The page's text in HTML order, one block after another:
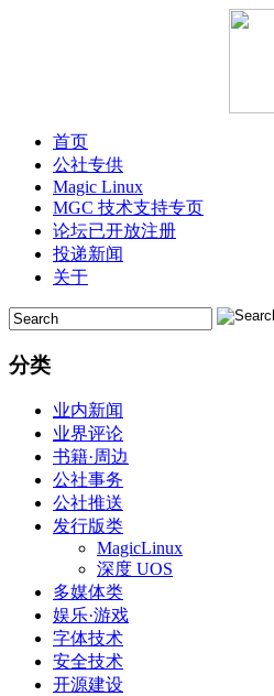
首页
公社专供
Magic Linux
MGC 技术支持专页
论坛已开放注册
投递新闻
关于
分类
业内新闻
业界评论
书籍·周边
公社事务
公社推送
发行版类
MagicLinux
深度 UOS
多媒体类
娱乐·游戏
字体技术
安全技术
开源建设